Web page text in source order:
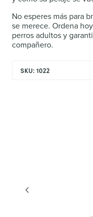
No esperes más para
se merece. Ordena
perros adultos y
compañero.
SKU: 1022